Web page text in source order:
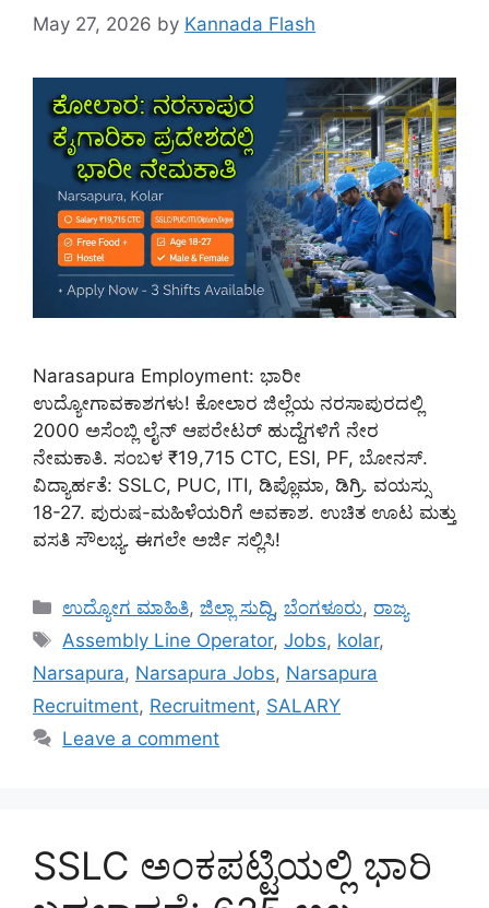
May 27, 2026 by Kannada Flash
Narasapura Employment: ಭಾರೀ
ಉದ್ಯೋಗಾವಕಾಶಗಳು! ಕೋಲಾರ ಜಿಲ್ಲೆಯ ನರಸಾಪುರದಲ್ಲಿ
2000 ಅಸೆಂಬ್ಲಿ ಲೈನ್ ಆಪರೇಟರ್ ಹುದ್ದೆಗಳಿಗೆ ನೇರ
ನೇಮಕಾತಿ. ಸಂಬಳ ₹19,715 CTC, ESI, PF, ಬೋನಸ್.
ವಿದ್ಯಾರ್ಹತೆ: SSLC, PUC, ITI, ಡಿಪ್ಲೊಮಾ, ಡಿಗ್ರಿ. ವಯಸ್ಸು
18-27. ಪುರುಷ-ಮಹಿಳೆಯರಿಗೆ ಅವಕಾಶ. ಉಚಿತ ಊಟ ಮತ್ತು
ವಸತಿ ಸೌಲಭ್ಯ. ಈಗಲೇ ಅರ್ಜಿ ಸಲ್ಲಿಸಿ!
Categories
ಉದ್ಯೋಗ ಮಾಹಿತಿ,ಜಿಲ್ಲಾ ಸುದ್ದಿ,ಬೆಂಗಳೂರು, ರಾಜ್ಯ
Tags
Assembly Line Operator,Jobs, kolar,
Narsapura, Narsapura Jobs, Narsapura
Recruitment, Recruitment, SALARY
Leave a comment
SSLC ಅಂಕಪಟ್ಟಿಯಲ್ಲಿ ಭಾರಿ